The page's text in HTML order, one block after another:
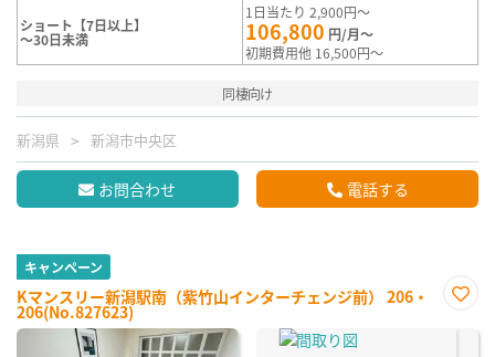
ショート【7日以上】
～30日未満
1日当たり 2,900円～
106,800 円/月～
初期費用他 16,500円～
同棲向け
新潟県 新潟市中央区
お問合わせ 電話する
キャンペーン
Kマンスリー新潟駅南（紫竹山インターチェンジ前） 206・
206(No.827623)
に入